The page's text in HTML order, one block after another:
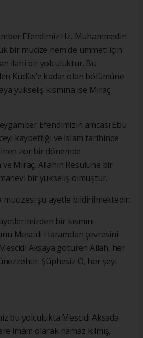
Efendimiz Hz. Muhammedin
bir mucize hem de ümmeti için
ilahi bir yolculuktur. Bu
Kudüs’e kadar olan bölümüne
yükseliş kısmına ise Miraç
Efendimizin amcası Ebu
kaybettiği ve İslam tarihinde
zor bir dönemde
Miraç, Allahın Resulüne bir
bir yükseliş olmuştur.
mucizesi şu ayetle bildirilmektedir:
bir kısmını
Mescidi Haramdan çevresini
Mescidi Aksaya götüren Allah, her
Şüphesiz O, her şeyi
bu yolculukta Mescidi Aksada
imam olarak namaz kılmış,